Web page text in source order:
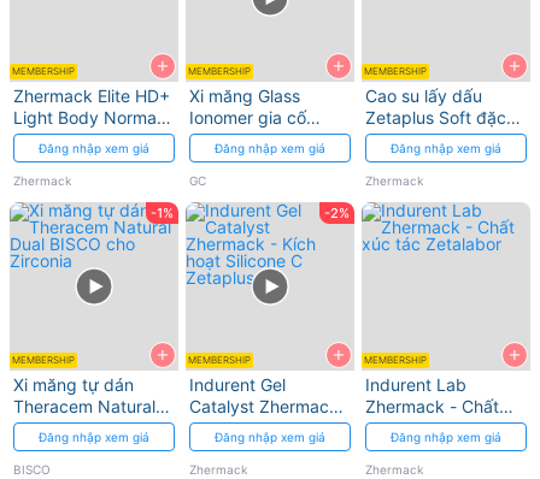
+
MEMBERSHIP
Zhermack Elite HD+
Light Body Normal -
Cao su lỏng trộn tay
Đăng nhập xem giá
Zhermack
+
MEMBERSHIP
Xi măng Glass
Ionomer gia cố
nhựa GC FujiCEM
Đăng nhập xem giá
GC
+
MEMBERSHIP
Cao su lấy dấu
Zetaplus Soft đặc
mềm Zhermack
Đăng nhập xem giá
Zhermack
-1%
+
MEMBERSHIP
Xi măng tự dán
Theracem Natural
Dual BISCO cho
Zirconia
Đăng nhập xem giá
BISCO
-2%
+
MEMBERSHIP
Indurent Gel
Catalyst Zhermack
- Kích hoạt Silicone
C Zetaplus
Đăng nhập xem giá
Zhermack
+
MEMBERSHIP
Indurent Lab
Zhermack - Chất
xúc tác Zetalabor
Đăng nhập xem giá
Zhermack